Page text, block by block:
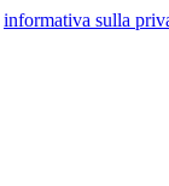
informativa sulla